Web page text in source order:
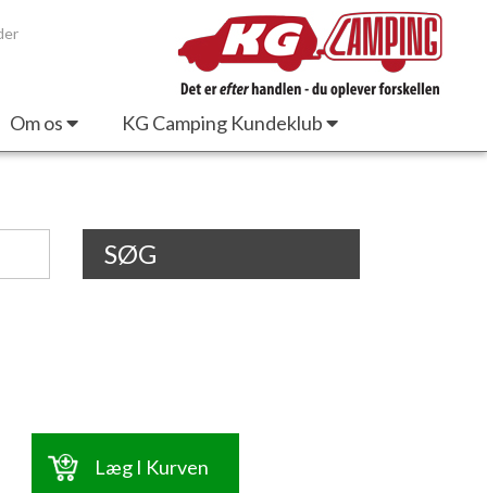
Om os KG Camping Kundeklub
SØG
Læg I Kurven